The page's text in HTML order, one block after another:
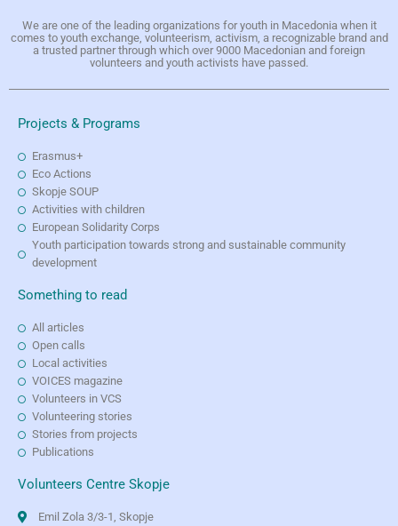
We are one of the leading organizations for youth in Macedonia when it
comes to youth exchange, volunteerism, activism, a recognizable brand and
a trusted partner through which over 9000 Macedonian and foreign
volunteers and youth activists have passed.
Projects & Programs
Erasmus+
Eco Actions
Skopje SOUP
Activities with children
European Solidarity Corps
Youth participation towards strong and sustainable community
development
Something to read
All articles
Open calls
Local activities
VOICES magazine
Volunteers in VCS
Volunteering stories
Stories from projects
Publications
Volunteers Centre Skopje
Emil Zola 3/3-1, Skopje